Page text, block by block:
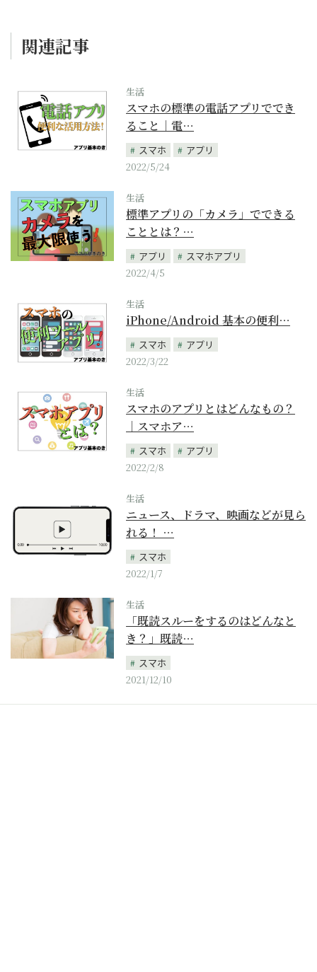
関連記事
生活
スマホの標準の電話アプリででき
ること｜電…
スマホ
アプリ
2022/5/24
生活
標準アプリの「カメラ」でできる
こととは？…
アプリ
スマホアプリ
2022/4/5
生活
iPhone/Android 基本の便利…
スマホ
アプリ
2022/3/22
生活
スマホのアプリとはどんなもの？
｜スマホア…
スマホ
アプリ
2022/2/8
生活
ニュース、ドラマ、映画などが見ら
れる！ …
スマホ
2022/1/7
生活
「既読スルーをするのはどんなと
き？」既読…
スマホ
2021/12/10